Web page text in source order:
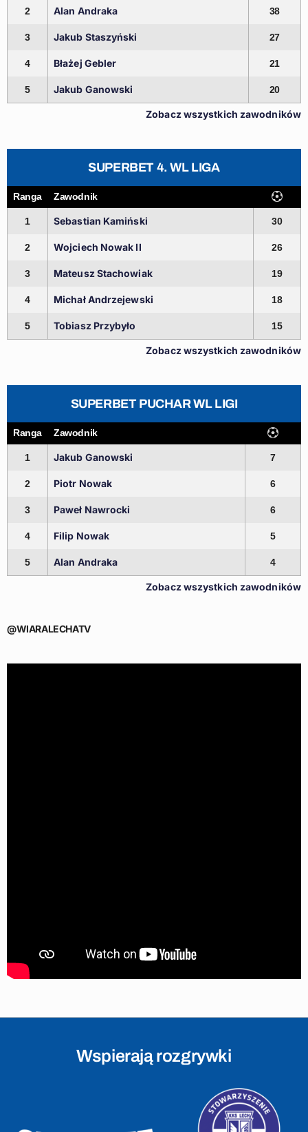
2 Alan Andraka 38
3 Jakub Staszyński 27
4 Błażej Gebler 21
5 Jakub Ganowski 20
Zobacz wszystkich zawodników
SUPERBET 4. WL LIGA
Ranga Zawodnik
1 Sebastian Kamiński 30
2 Wojciech Nowak II 26
3 Mateusz Stachowiak 19
4 Michał Andrzejewski 18
5 Tobiasz Przybyło 15
Zobacz wszystkich zawodników
SUPERBET PUCHAR WL LIGI
Ranga Zawodnik
1 Jakub Ganowski 7
2 Piotr Nowak 6
3 Paweł Nawrocki 6
4 Filip Nowak 5
5 Alan Andraka 4
Zobacz wszystkich zawodników
@WIARALECHATV
Wspierają rozgrywki